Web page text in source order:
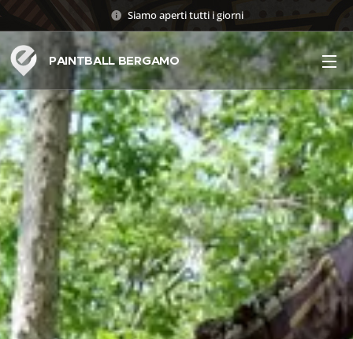
Siamo aperti tutti i giorni
PAINTBALL BERGAMO